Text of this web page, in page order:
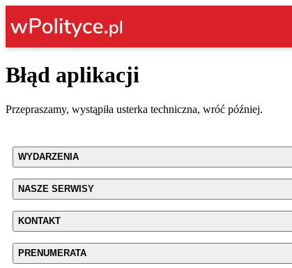
Błąd aplikacji
Przepraszamy, wystąpiła usterka techniczna, wróć później.
WYDARZENIA
NASZE SERWISY
KONTAKT
PRENUMERATA